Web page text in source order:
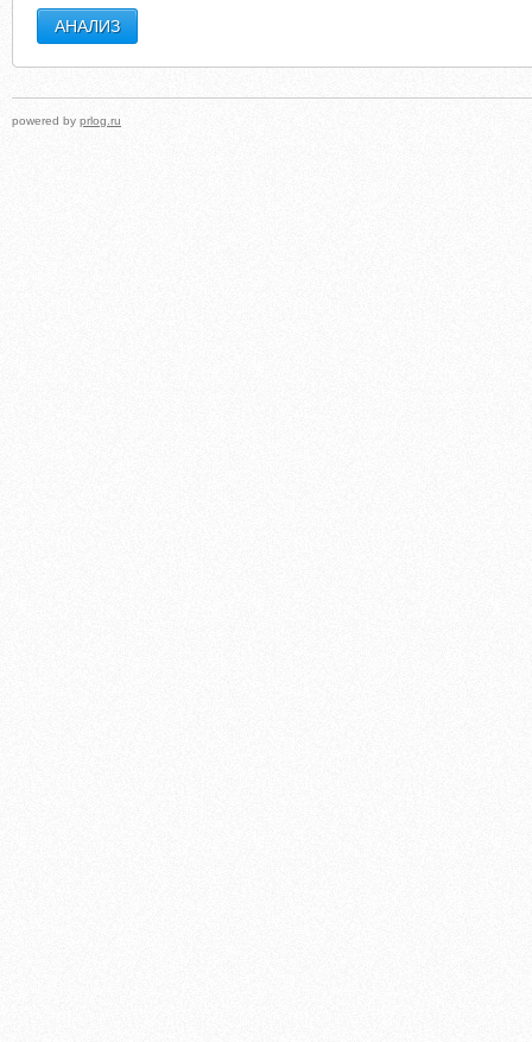
powered by prlog.ru